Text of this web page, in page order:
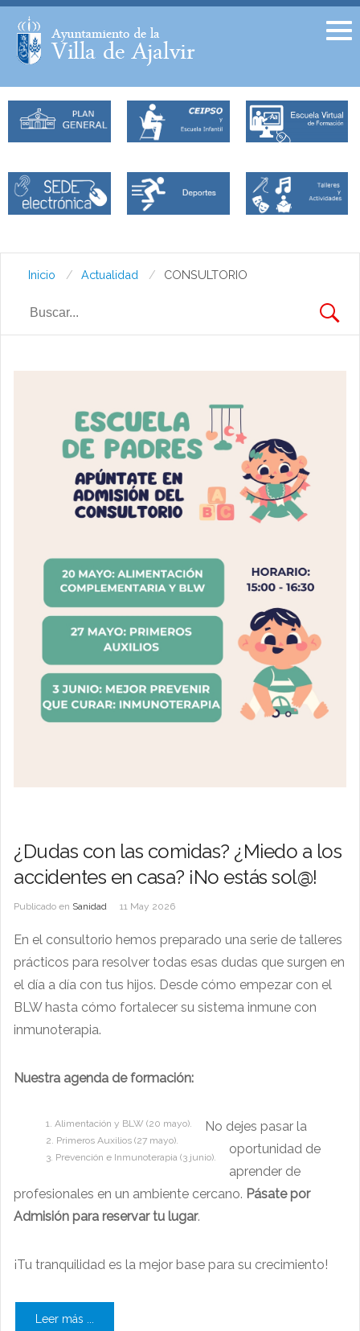
Facebook
Inicio Actualidad CONSULTORIO
¿Dudas con las comidas? ¿Miedo a los
accidentes en casa? ¡No estás sol@!
Publicado en Sanidad 11 May 2026
En el consultorio hemos preparado una serie de talleres
prácticos para resolver todas esas dudas que surgen en
el día a día con tus hijos. Desde cómo empezar con el
BLW hasta cómo fortalecer su sistema inmune con
inmunoterapia.
Nuestra agenda de formación:
Alimentación y BLW (20 mayo).
Primeros Auxilios (27 mayo).
Prevención e Inmunoterapia (3 junio).
No dejes pasar la
oportunidad de
aprender de
profesionales en un ambiente cercano. Pásate por
Admisión para reservar tu lugar.
¡Tu tranquilidad es la mejor base para su crecimiento!
Leer más ...